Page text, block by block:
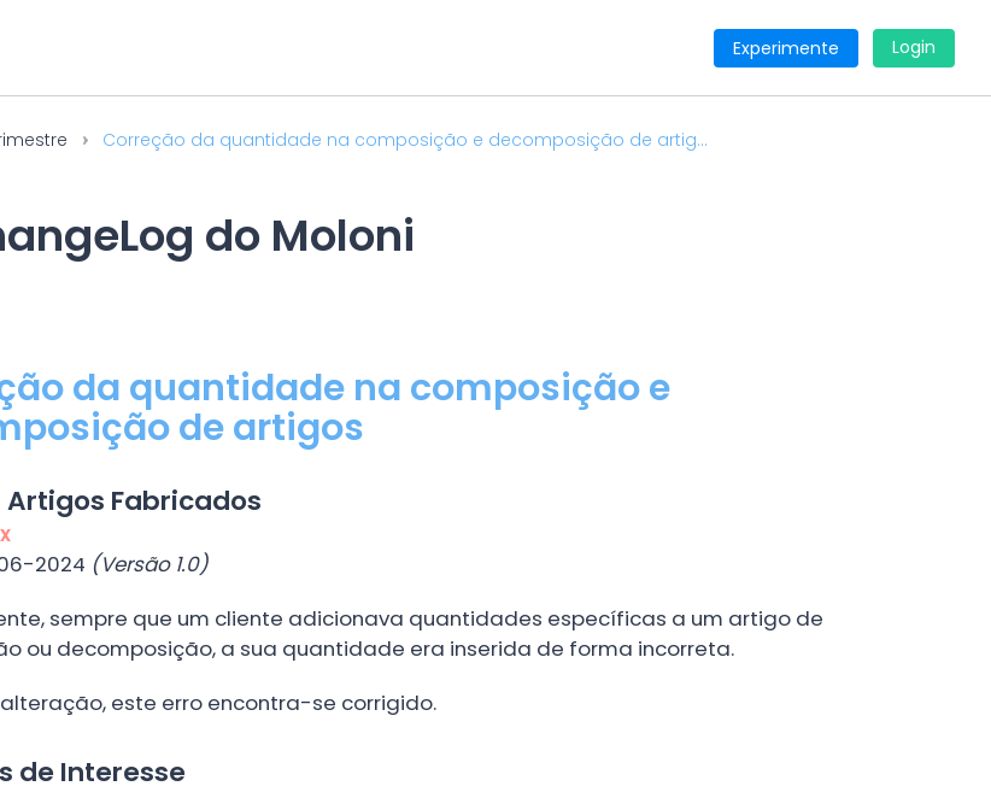
Experimente Login
Correção da quantidade na composição e decomposição de artig...
do Moloni
da quantidade na composição e
de artigos
Artigos Fabricados
2024 (Versão 1.0)
sempre que um cliente adicionava quantidades específicas a um artigo de
ou decomposição, a sua quantidade era inserida de forma incorreta.
este erro encontra-se corrigido.
de Interesse